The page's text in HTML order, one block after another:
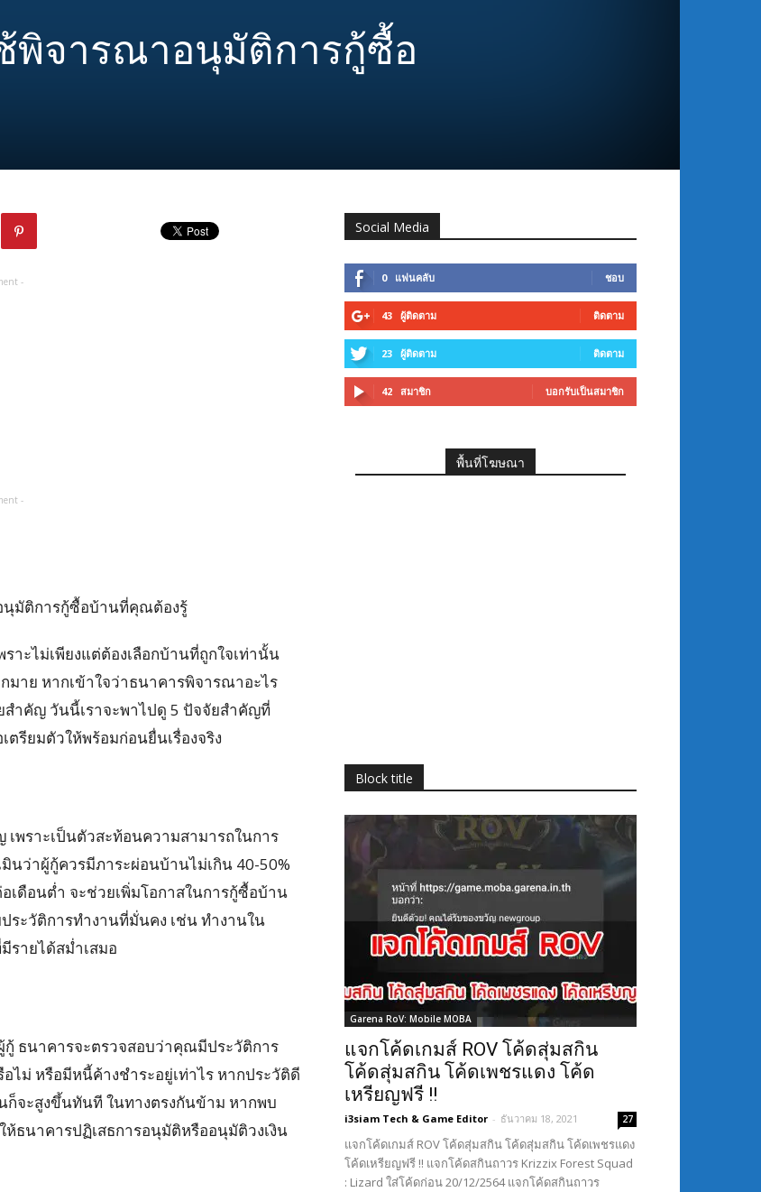
พิจารณาอนุมัติการกู้ซื้อ
-
-
าะไม่เพียงแต่ต้องเลือกบ้านที่ถูกใจเท่านั้น
มาย หากเข้าใจว่าธนาคารพิจารณาอะไร
ำคัญ วันนี้เราจะพาไปดู 5 ปัจจัยสำคัญที่
เตรียมตัวให้พร้อมก่อนยื่นเรื่องจริง
พราะเป็นตัวสะท้อนความสามารถในการ
นว่าผู้กู้ควรมีภาระผ่อนบ้านไม่เกิน 40-50%
ดือนต่ำ จะช่วยเพิ่มโอกาสในการกู้ซื้อบ้าน
ะวัติการทำงานที่มั่นคง เช่น ทำงานใน
รายได้สม่ำเสมอ
กู้ ธนาคารจะตรวจสอบว่าคุณมีประวัติการ
ไม่ หรือมีหนี้ค้างชำระอยู่เท่าไร หากประวัติดี
ก็จะสูงขึ้นทันที ในทางตรงกันข้าม หากพบ
ธนาคารปฏิเสธการอนุมัติหรืออนุมัติวงเงิน
Social Media
0 แฟนคลับ ชอบ
43 ผู้ติดตาม ติดตาม
23 ผู้ติดตาม ติดตาม
42 สมาชิก บอกรับเป็นสมาชิก
พื้นที่โฆษณา
Block title
Garena RoV: Mobile MOBA
แจกโค้ดเกมส์ ROV โค้ดสุ่มสกิน
โค้ดสุ่มสกิน โค้ดเพชรแดง โค้ด
เหรียญฟรี !!
i3siam Tech & Game Editor - ธันวาคม 18, 2021 27
แจกโค้ดเกมส์ ROV โค้ดสุ่มสกิน โค้ดสุ่มสกิน โค้ดเพชรแดง
โค้ดเหรียญฟรี !! แจกโค้ดสกินถาวร Krizzix Forest Squad
: Lizard ใส่โค้ดก่อน 20/12/2564 แจกโค้ดสกินถาวร